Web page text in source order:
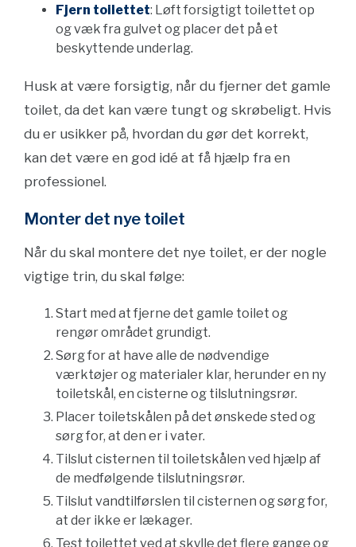
Fjern toilettet: Løft forsigtigt toilettet op
og væk fra gulvet og placer det på et
beskyttende underlag.
Husk at være forsigtig, når du fjerner det gamle
toilet, da det kan være tungt og skrøbeligt. Hvis
du er usikker på, hvordan du gør det korrekt,
kan det være en god idé at få hjælp fra en
professionel.
Monter det nye toilet
Når du skal montere det nye toilet, er der nogle
vigtige trin, du skal følge:
Start med at fjerne det gamle toilet og
rengør området grundigt.
Sørg for at have alle de nødvendige
værktøjer og materialer klar, herunder en ny
toiletskål, en cisterne og tilslutningsrør.
Placer toiletskålen på det ønskede sted og
sørg for, at den er i vater.
Tilslut cisternen til toiletskålen ved hjælp af
de medfølgende tilslutningsrør.
Tilslut vandtilførslen til cisternen og sørg for,
at der ikke er lækager.
Test toilettet ved at skylle det flere gange og